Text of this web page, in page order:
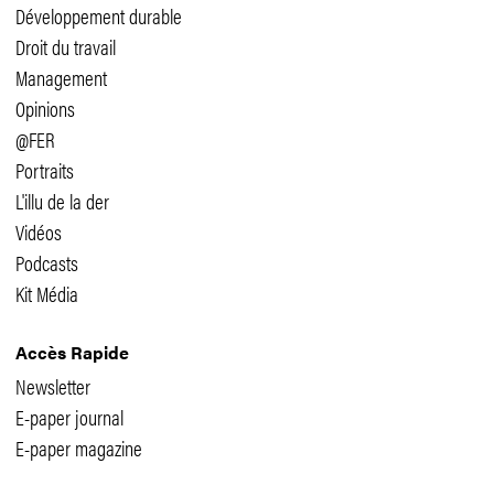
Développement durable
Droit du travail
Management
Opinions
@FER
Portraits
L'illu de la der
Vidéos
Podcasts
Kit Média
Accès Rapide
Newsletter
E-paper journal
E-paper magazine